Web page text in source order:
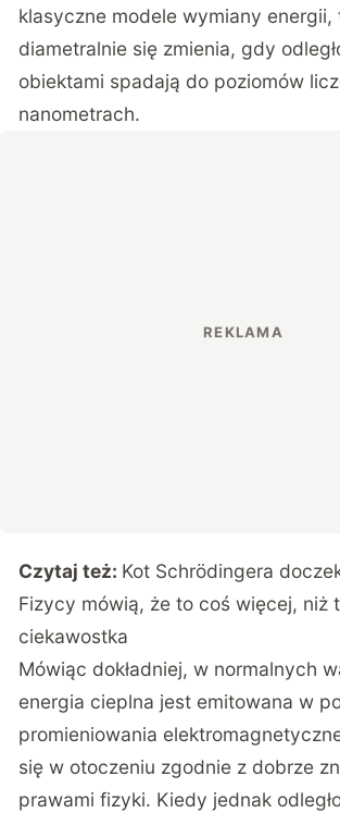
klasyczne modele wymiany energii,
diametralnie się zmienia, gdy
obiektami spadają do poziomów
nanometrach.
Czytaj też: Kot Schrödingera
Fizycy mówią, że to coś więcej, niż
ciekawostka
Mówiąc dokładniej, w normalnych
energia cieplna jest emitowana w
promieniowania
się w otoczeniu zgodnie z dobrze
prawami fizyki. Kiedy jednak